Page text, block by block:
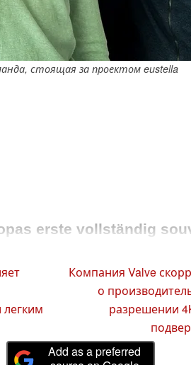
стоящая за проектом eustella
erste vollständig
günstigen Preisen für
Bitpanda und Geizhals
die echte digitale Souveränität
Bann der Top-KI-Modelle von Anthropic für
легким
Компания Valve
о
разрешении
Add as a preferred